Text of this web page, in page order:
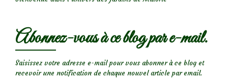
Abonnez-vous à ce blog par e-mail.
Saisissez votre adresse e-mail pour vous abonner à ce blog et
recevoir une notification de chaque nouvel article par email.